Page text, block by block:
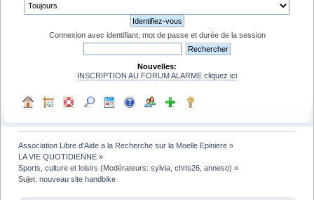
Connexion avec identifiant, mot de passe et durée de la session
Nouvelles:
INSCRIPTION AU FORUM ALARME cliquez ici
Association Libre d'Aide a la Recherche sur la Moelle Epiniere »
LA VIE QUOTIDIENNE »
Sports, culture et loisirs (Modérateurs:sylvia ,chris26 ,anneso) »
Sujet:nouveau site handbike